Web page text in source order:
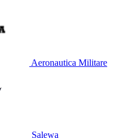
Aeronautica Militare
Salewa